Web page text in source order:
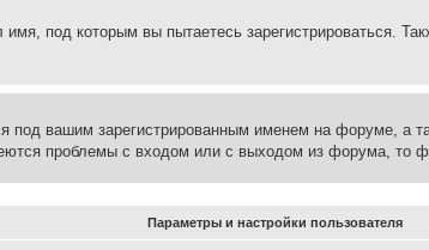
под которым вы пытаетесь зарегистрироваться.
вашим зарегистрированным именем на форуме, а
проблемы с входом или с выходом из форума, то
Параметры и настройки пользователя